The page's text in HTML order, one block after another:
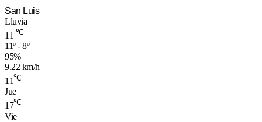
San Luis
Lluvia
11 ℃
11º - 8º
95%
9.22 km/h
11℃
Jue
17℃
Vie